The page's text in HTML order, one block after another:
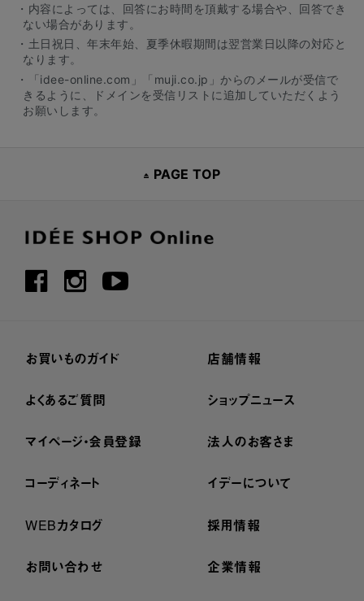
・内容によっては、回答にお時間を頂戴する場合や、回答でき
ない場合があります。
・土日祝日、年末年始、夏季休暇期間は翌営業日以降の対応と
なります。
・「idee-online.com」「muji.co.jp」からのメールが受信で
きるように、ドメインを受信リストに追加していただくよう
お願いします。
PAGE TOP
お買いものガイド
よくあるご質問
マイページ・会員登録
コーディネート
WEBカタログ
お問い合わせ
店舗情報
ショップニュース
法人のお客さま
イデーについて
採用情報
企業情報